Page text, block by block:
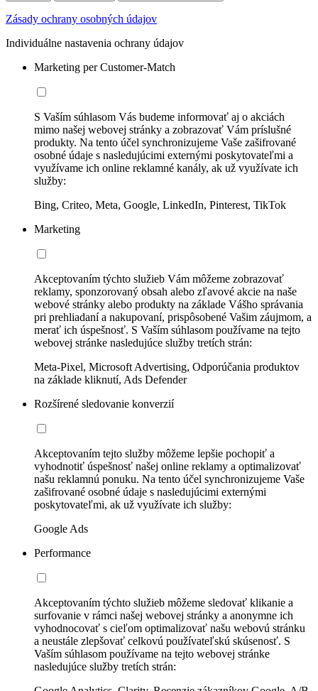
Zásady ochrany osobných údajov
Individuálne nastavenia ochrany údajov
Marketing per Customer-Match
S Vaším súhlasom Vás budeme informovať aj o akciách
mimo našej webovej stránky a zobrazovať Vám príslušné
produkty. Na tento účel synchronizujeme Vaše zašifrované
osobné údaje s nasledujúcimi externými poskytovateľmi a
využívame ich online reklamné kanály, ak už využívate ich
služby:
Bing, Criteo, Meta, Google, LinkedIn, Pinterest, TikTok
Marketing
Akceptovaním týchto služieb Vám môžeme zobrazovať
reklamy, sponzorovaný obsah alebo zľavové akcie na naše
webové stránky alebo produkty na základe Vášho správania
pri prehliadaní a nakupovaní, prispôsobené Vašim záujmom, a
merať ich úspešnosť. S Vaším súhlasom používame na tejto
webovej stránke nasledujúce služby tretích strán:
Meta-Pixel, Microsoft Advertising, Odporúčania produktov
na základe kliknutí, Ads Defender
Rozšírené sledovanie konverzií
Akceptovaním tejto služby môžeme lepšie pochopiť a
vyhodnotiť úspešnosť našej online reklamy a optimalizovať
našu reklamnú ponuku. Na tento účel synchronizujeme Vaše
zašifrované osobné údaje s nasledujúcimi externými
poskytovateľmi, ak už využívate ich služby:
Google Ads
Performance
Akceptovaním týchto služieb môžeme sledovať klikanie a
surfovanie v rámci našej webovej stránky a anonymne ich
vyhodnocovať s cieľom optimalizovať našu webovú stránku
a neustále zlepšovať celkovú používateľskú skúsenosť. S
Vaším súhlasom používame na tejto webovej stránke
nasledujúce služby tretích strán: